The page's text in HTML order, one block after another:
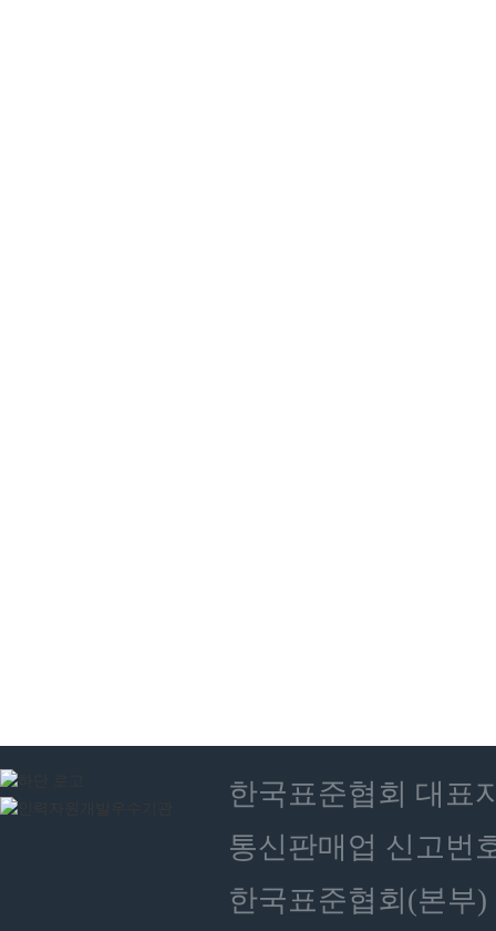
한국표준협회 대표
통신판매업 신고번
한국표준협회(본부